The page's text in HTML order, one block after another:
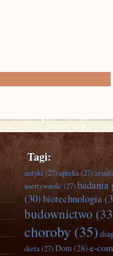
Tagi:
antyki(27)apteka(27)
asertywność (27)badania
(30)biotechnologia
budownictwo
choroby (35)
dieta(27)Dom(28) e-